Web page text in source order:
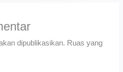
dipublikasikan. Ruas yang